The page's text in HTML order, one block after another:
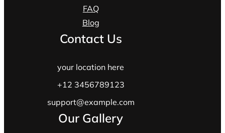
FAQ
Blog
Contact Us
your location here
+12 3456789123
support@example.com
Our Gallery